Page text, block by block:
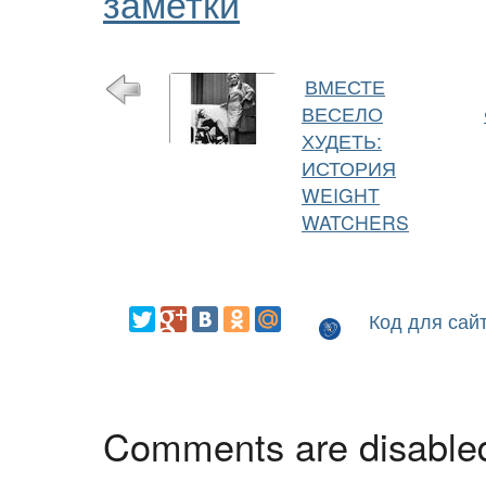
ВМЕСТЕ
ВЕСЕЛО
ХУДЕТЬ:
ИСТОРИЯ
WEIGHT
WATCHERS
Код для
Comments are